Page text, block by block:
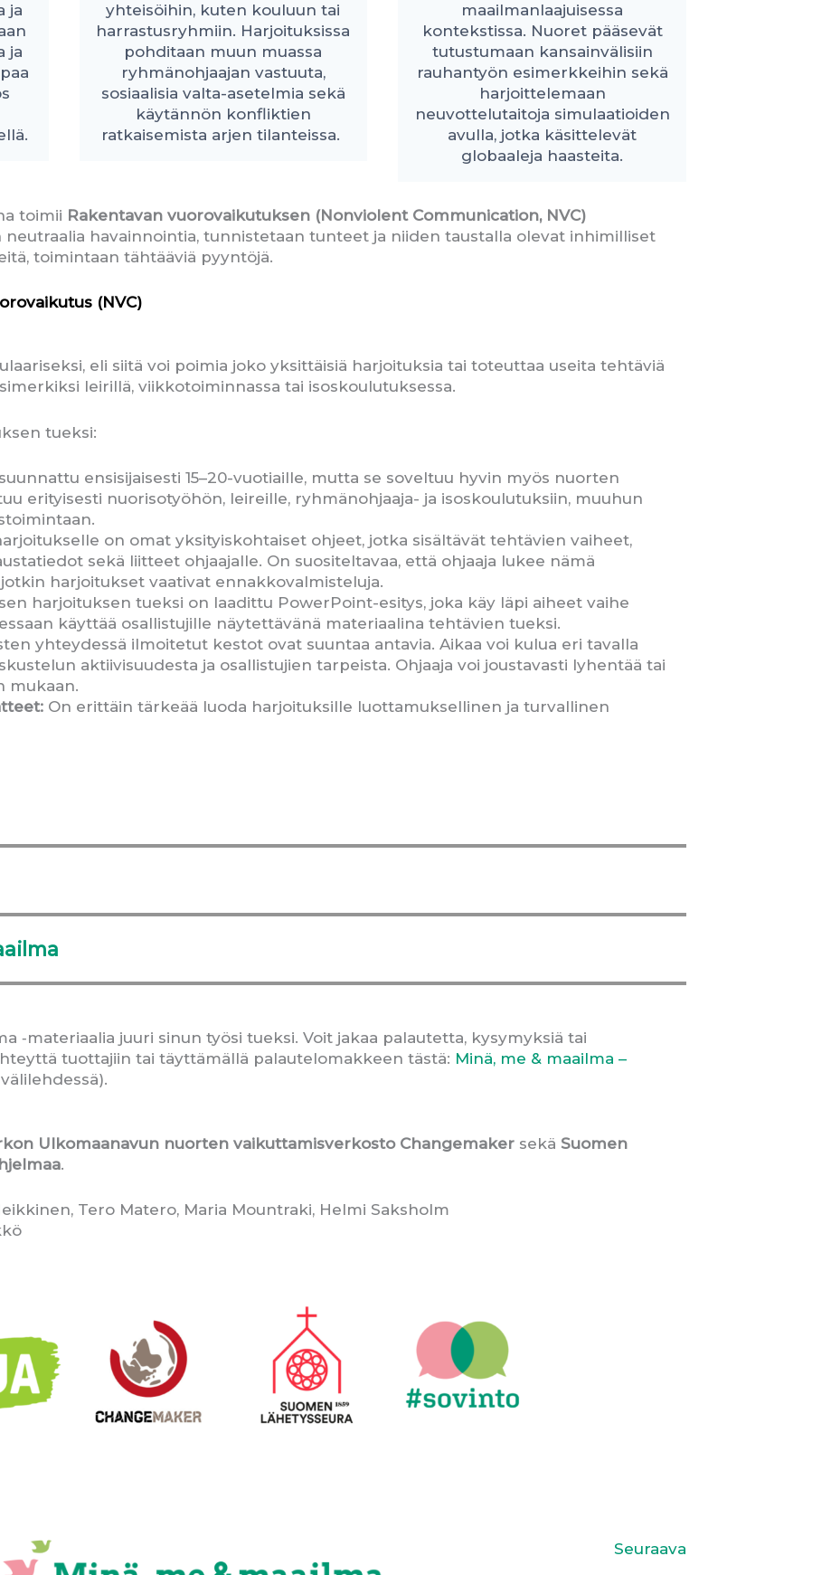
ja
ja
yhteisöihin, kuten kouluun tai
harrastusryhmiin. Harjoituksissa
pohditaan muun muassa
ryhmänohjaajan vastuuta,
sosiaalisia valta-asetelmia sekä
käytännön konfliktien
ratkaisemista arjen tilanteissa.
maailmanlaajuisessa
kontekstissa. Nuoret pääsevät
tutustumaan kansainvälisiin
rauhantyön esimerkkeihin sekä
harjoittelemaan
neuvottelutaitoja simulaatioiden
avulla, jotka käsittelevät
globaaleja haasteita.
toimii Rakentavan vuorovaikutuksen (Nonviolent Communication, NVC)
neutraalia havainnointia, tunnistetaan tunteet ja niiden taustalla olevat inhimilliset
toimintaan tähtääviä pyyntöjä.
(NVC)
eli siitä voi poimia joko yksittäisiä harjoituksia tai toteuttaa useita tehtäviä
leirillä, viikkotoiminnassa tai isoskoulutuksessa.
tueksi:
ensisijaisesti 15–20-vuotiaille, mutta se soveltuu hyvin myös nuorten
erityisesti nuorisotyöhön, leireille, ryhmänohjaaja- ja isoskoulutuksiin, muuhun
on omat yksityiskohtaiset ohjeet, jotka sisältävät tehtävien vaiheet,
sekä liitteet ohjaajalle. On suositeltavaa, että ohjaaja lukee nämä
harjoitukset vaativat ennakkovalmisteluja.
harjoituksen tueksi on laadittu PowerPoint-esitys, joka käy läpi aiheet vaihe
käyttää osallistujille näytettävänä materiaalina tehtävien tueksi.
yhteydessä ilmoitetut kestot ovat suuntaa antavia. Aikaa voi kulua eri tavalla
aktiivisuudesta ja osallistujien tarpeista. Ohjaaja voi joustavasti lyhentää tai
mukaan.
On erittäin tärkeää luoda harjoituksille luottamuksellinen ja turvallinen
‑materiaalia juuri sinun työsi tueksi. Voit jakaa palautetta, kysymyksiä tai
tuottajiin tai täyttämällä palautelomakkeen tästä: Minä, me & maailma –
Ulkomaanavun nuorten vaikuttamisverkosto Changemaker sekä Suomen
.
Tero Matero, Maria Mountraki, Helmi Saksholm
Seuraava